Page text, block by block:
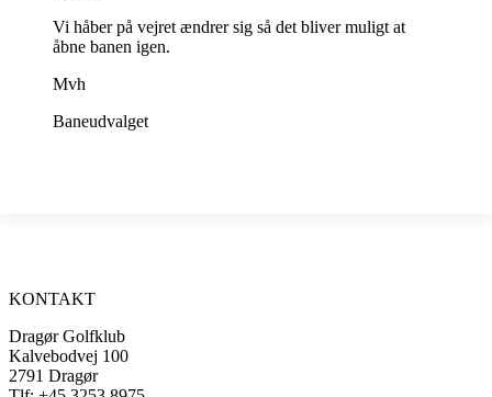
Vi håber på vejret ændrer sig så det bliver muligt at
åbne banen igen.
Mvh
Baneudvalget
KONTAKT
Dragør Golfklub
Kalvebodvej 100
2791 Dragør